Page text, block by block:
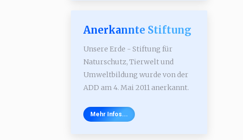
Anerkannte Stiftung
Unsere Erde - Stiftung für
Naturschutz, Tierwelt und
Umweltbildung wurde von der
ADD am 4. Mai 2011 anerkannt.
Mehr Infos...